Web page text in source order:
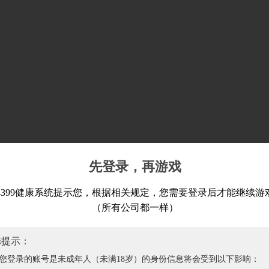
先登录，再游戏
健康系统提示您，根据相关规定，您需要登录后才能继续游
（所有公司都一样）
示：
登录的账号是未成年人（未满18岁）的身份信息将会受到以下影响：